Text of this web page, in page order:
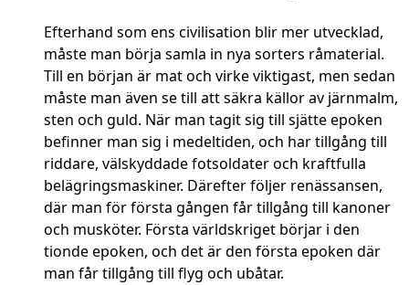
Efterhand som ens civilisation blir mer utvecklad,
måste man börja samla in nya sorters råmaterial.
Till en början är mat och virke viktigast, men sedan
måste man även se till att säkra källor av järnmalm,
sten och guld. När man tagit sig till sjätte epoken
befinner man sig i medeltiden, och har tillgång till
riddare, välskyddade fotsoldater och kraftfulla
belägringsmaskiner. Därefter följer renässansen,
där man för första gången får tillgång till kanoner
och musköter. Första världskriget börjar i den
tionde epoken, och det är den första epoken där
man får tillgång till flyg och ubåtar.